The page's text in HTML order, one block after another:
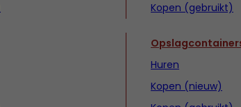
Kopen (gebruikt)
Huren
Kopen (nieuw)